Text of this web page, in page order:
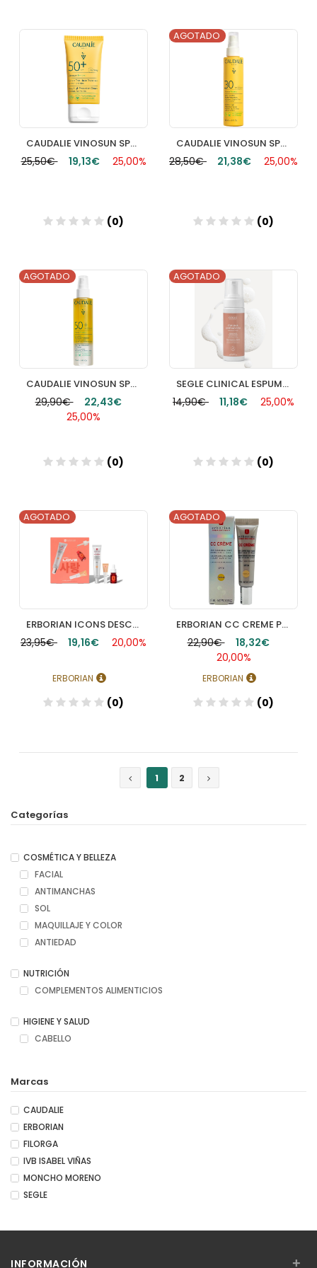
Añadir Añadir
CAUDALIE VINOSUN SPF 50+ CREMA DE MUY ALTA PROTECCION 40ML
25,50€ 19,13€ 25,00%
(0)
Añadir
CAUDALIE VINOSUN SPF30+ SPRAY ALTA PROTECCION 150ML
28,50€ 21,38€
AGOTADO
25,00%
(0)
CAUDALIE VINOSUN SPF 50+ AGUA SOLAR DE MUY ALTA PROTECCION 150ML
29,90€ 22,43€
AGOTADO
25,00%
(0)
SEGLE CLINICAL ESPUMA LIMPIADORA 1 ENVASE 150 ML
14,90€ 11,18€
AGOTADO
25,00%
(0)
ERBORIAN ICONS DESCOVERY KIT DORE
23,95€ 19,16€
AGOTADO
20,00%
ERBORIAN
(0)
ERBORIAN CC CREME PORCELAIN 15ML
22,90€ 18,32€
AGOTADO
20,00%
ERBORIAN
(0)
1 2
Categorías
COSMÉTICA Y BELLEZA
FACIAL
ANTIMANCHAS
SOL
MAQUILLAJE Y COLOR
ANTIEDAD
NUTRICIÓN
COMPLEMENTOS ALIMENTICIOS
HIGIENE Y SALUD
CABELLO
Marcas
CAUDALIE
ERBORIAN
FILORGA
IVB ISABEL VIÑAS
MONCHO MORENO
SEGLE
INFORMACIÓN +